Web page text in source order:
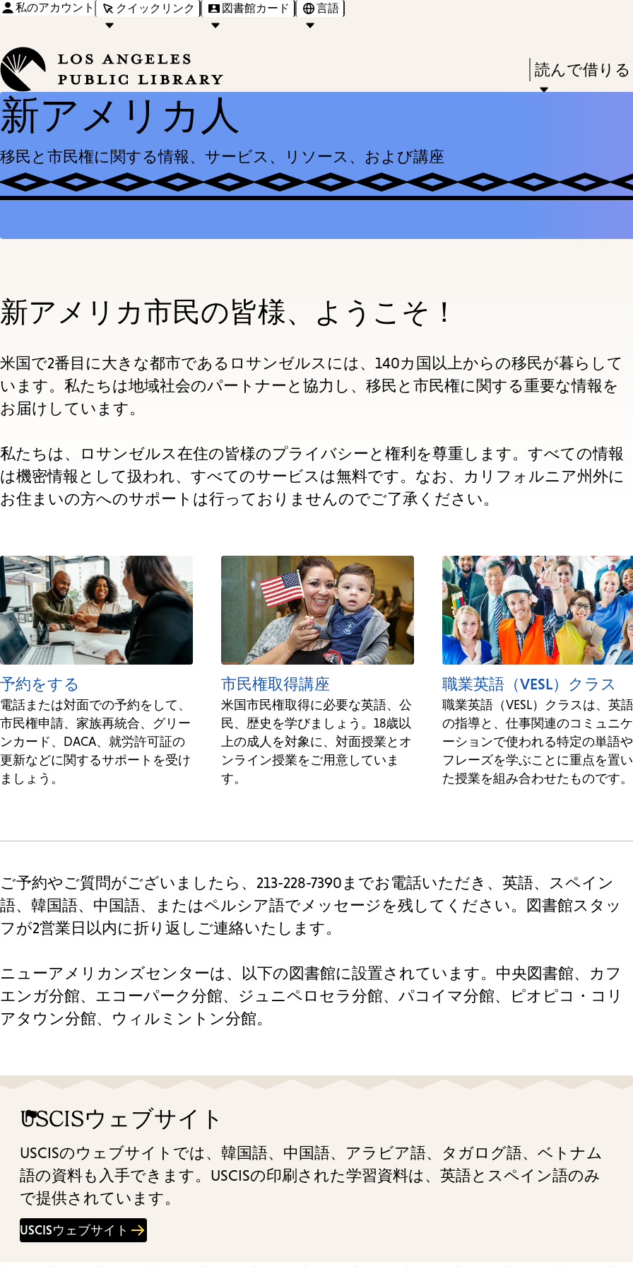
navigation
私のアカウント クイックリンク 図書館カード 言語
keywords
Press
Enter
submenu,
down
Escape
to
submenu.
読んで借りる
新アメリカ人
移民と市民権に関する情報、サービス、リソース、および講座
新アメリカ市民の皆様、ようこそ！
米国で2番目に大きな都市であるロサンゼルスには、140カ国以上からの移民が暮らして
います。私たちは地域社会のパートナーと協力し、移民と市民権に関する重要な情報を
お届けしています。
私たちは、ロサンゼルス在住の皆様のプライバシーと権利を尊重します。すべての情報
は機密情報として扱われ、すべてのサービスは無料です。なお、カリフォルニア州外に
お住まいの方へのサポートは行っておりませんのでご了承ください。
予約をする
電話または対面での予約をして、
市民権申請、家族再統合、グリー
ンカード、DACA、就労許可証の
更新などに関するサポートを受け
ましょう。
市民権取得講座
米国市民権取得に必要な英語、公
民、歴史を学びましょう。18歳以
上の成人を対象に、対面授業とオ
ンライン授業をご用意していま
す。
職業英語（VESL）クラス
職業英語（VESL）クラスは、英語
の指導と、仕事関連のコミュニケ
ーションで使われる特定の単語や
フレーズを学ぶことに重点を置い
た授業を組み合わせたものです。
ご予約やご質問がございましたら、213-228-7390までお電話いただき、英語、スペイン
語、韓国語、中国語、またはペルシア語でメッセージを残してください。図書館スタッ
フが2営業日以内に折り返しご連絡いたします。
ニューアメリカンズセンターは、以下の図書館に設置されています。中央図書館、カフ
エンガ分館、エコーパーク分館、ジュニペロセラ分館、パコイマ分館、ピオピコ・コリ
アタウン分館、ウィルミントン分館。
USCISウェブサイト
USCISのウェブサイトでは、韓国語、中国語、アラビア語、タガログ語、ベトナム
語の資料も入手できます。USCISの印刷された学習資料は、英語とスペイン語のみ
で提供されています。
USCISウェブサイト